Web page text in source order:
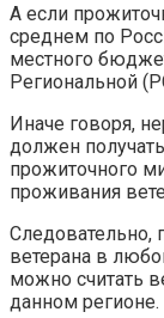
А если
среднем по
местного
Региональной
Иначе говоря,
должен
прожиточного
проживания
Следовательно,
ветерана в
можно считать
данном регионе.